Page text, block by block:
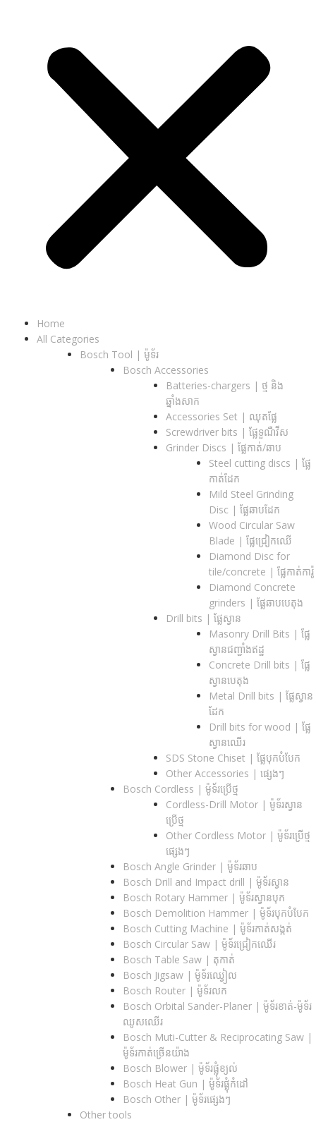
Home
All Categories
Bosch Tool | ម៉ូទ័រ
Bosch Accessories
Batteries-chargers | ថ្ម និង
ឆ្នាំងសាក
Accessories Set | ឈុតផ្លែ
Screwdriver bits | ផ្លែទួណឺវីស
Grinder Discs |​ ផ្លែកាត់/ឆាប
Steel cutting discs |​ ផ្លែ
កាត់ដែក
Mild Steel Grinding
Disc | ផ្លែឆាបដែក
Wood Circular Saw
Blade | ផ្លែជ្រៀកឈើ
Diamond Disc for
tile/concrete​ | ផ្លែកាត់ការ៉ូ
Diamond Concrete
grinders | ផ្លែឆាបបេតុង
Drill bits |​ ផ្លែស្វាន
Masonry Drill Bits |​ ផ្លែ
ស្វានជញ្ជាំងឥដ្ឋ
Concrete Drill bits |​ ផ្លែ
ស្វានបេតុង
Metal Drill bits |​ ផ្លែស្វាន
ដែក
Drill bits for wood |​ ផ្លែ
ស្វានឈើរ
SDS Stone Chiset |​ ផ្លែបុកបំបែក
Other Accessories | ផ្សេងៗ
Bosch Cordless | ម៉ូទ័រប្រើថ្ម
Cordless-Drill Motor | ម៉ូទ័រស្វាន
ប្រើថ្ម
Other Cordless Motor | ម៉ូទ័រប្រើថ្ម
ផ្សេងៗ
Bosch Angle Grinder | ម៉ូទ័រឆាប
Bosch Drill and Impact drill | ម៉ូទ័រស្វាន
Bosch Rotary Hammer | ម៉ូទ័រស្វានបុក
Bosch Demolition Hammer | ម៉ូទ័របុកបំបែក
Bosch Cutting Machine | ម៉ូទ័រកាត់សង្កត់
Bosch Circular Saw | ម៉ូទ័រជ្រៀកឈើរ
Bosch Table Saw | តុកាត់
Bosch Jigsaw | ម៉ូទ័រឈ្វៀល
Bosch Router | ម៉ូទ័រលក
Bosch Orbital Sander-Planer​ | ម៉ូទ័រខាត់-ម៉ូទ័រ
ឈូសឈើរ
Bosch Muti-Cutter & Reciprocating Saw​ |
ម៉ូទ័រកាត់ច្រើនយ៉ាង
Bosch Blower | ម៉ូទ័រផ្លុំខ្យល់
Bosch Heat Gun | ម៉ូទ័រផ្លុំកំដៅ
Bosch Other | ម៉ូទ័រផ្សេងៗ
Other tools